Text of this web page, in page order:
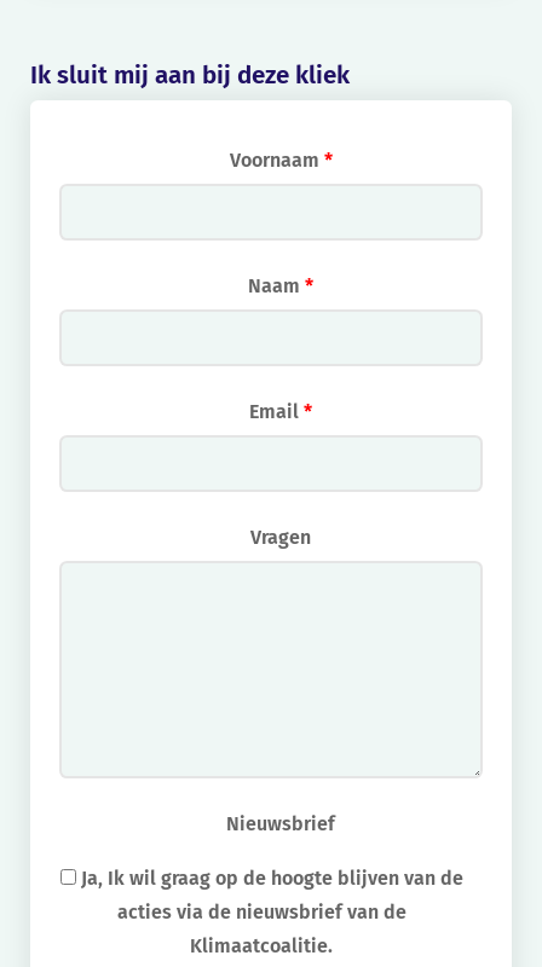
Ik sluit mij aan bij deze kliek
Voornaam *
Naam *
Email *
Vragen
Nieuwsbrief
Ja, Ik wil graag op de hoogte blijven van de
acties via de nieuwsbrief van de
Klimaatcoalitie.